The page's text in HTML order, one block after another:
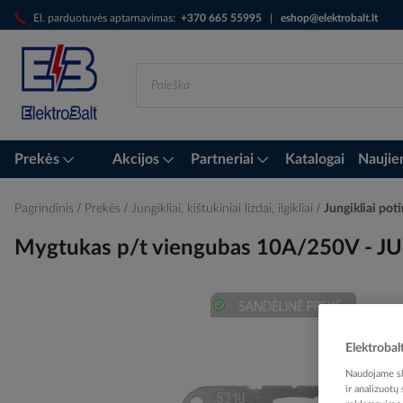
El. parduotuvės aptarnavimas: +370 665 55995 eshop@elektrobalt.lt
Skip
to
Content
Prekės Akcijos Partneriai Katalogai
Pagrindinis Prekės Jungikliai, kištukiniai lizdai, ilgikliai Jungikliai
Mygtukas p/t viengubas 10A/250V -
Naudojame
ir analizuotų